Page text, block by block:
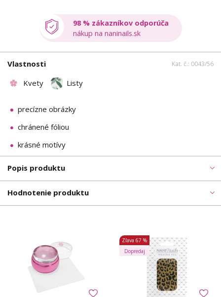
98 % zákazníkov odporúča
nákup na naninails.sk
Vlastnosti Kat. č.: 0043/56
Kvety Listy
precízne obrázky
chránené fóliou
krásné motívy
Popis produktu
Hodnotenie produktu
Zľava 67 %
Dopredaj